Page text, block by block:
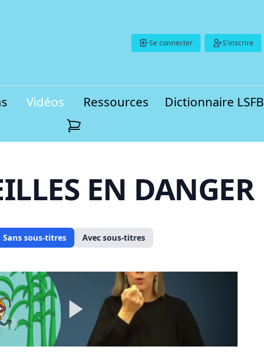
Se connecter S'inscrire
Vidéos Ressources Dictionnaire LSFB
EN DANGER
Sans sous-titres Avec sous-titres